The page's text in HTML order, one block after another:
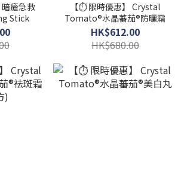
瘡急救
Stick
【⏱️ 限時優惠】 Crystal
Tomato®水晶蕃茄®防曬霜
HK$612.00
HK$680.00